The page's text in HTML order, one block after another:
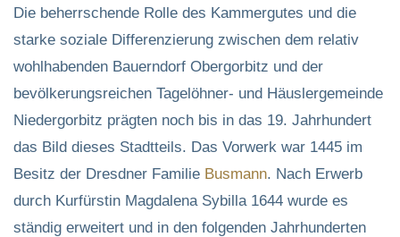
Die beherrschende Rolle des Kammergutes und die
starke soziale Differenzierung zwischen dem relativ
wohlhabenden Bauerndorf Obergorbitz und der
bevölkerungsreichen Tagelöhner- und Häuslergemeinde
Niedergorbitz prägten noch bis in das 19. Jahrhundert
das Bild dieses Stadtteils. Das Vorwerk war 1445 im
Besitz der Dresdner Familie Busmann. Nach Erwerb
durch Kurfürstin Magdalena Sybilla 1644 wurde es
ständig erweitert und in den folgenden Jahrhunderten